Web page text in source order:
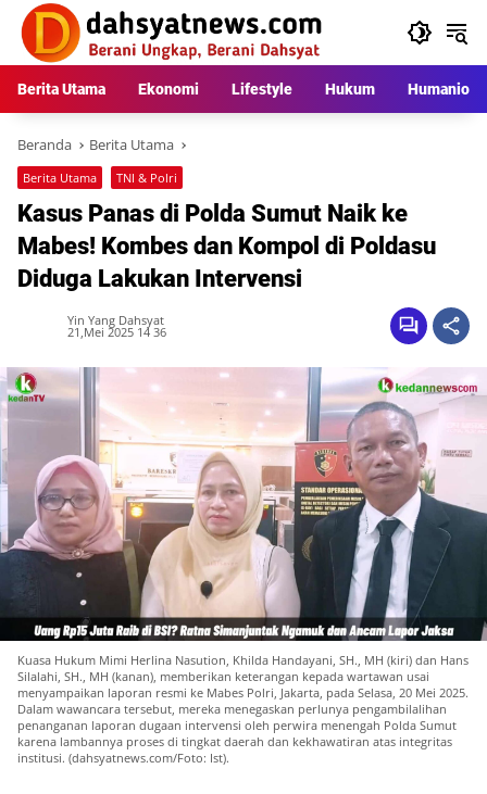
Langsung
konten
Berita Utama Ekonomi Lifestyle Hukum Humaniora
Beranda Berita Utama
Berita Utama TNI & Polri
Kasus Panas di Polda Sumut Naik ke
Mabes! Kombes dan Kompol di Poldasu
Diduga Lakukan Intervensi
Yin Yang Dahsyat
21,Mei 2025 14 36
Kuasa Hukum Mimi Herlina Nasution, Khilda Handayani, SH., MH (kiri) dan Hans
Silalahi, SH., MH (kanan), memberikan keterangan kepada wartawan usai
menyampaikan laporan resmi ke Mabes Polri, Jakarta, pada Selasa, 20 Mei 2025.
Dalam wawancara tersebut, mereka menegaskan perlunya pengambilalihan
penanganan laporan dugaan intervensi oleh perwira menengah Polda Sumut
karena lambannya proses di tingkat daerah dan kekhawatiran atas integritas
institusi. (dahsyatnews.com/Foto: Ist).